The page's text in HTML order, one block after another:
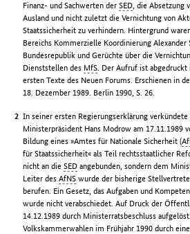
Finanz- und Sachwerten derSED , die
Ausland und nicht zuletzt die Vernichtung von
Staatssicherheit zu verhindern. Hintergrund
Bereichs Kommerzielle Koordinierung
Bundesrepublik und Gerüchte über die
Dienststellen des MfS . Der Aufruf ist
ersten Texte des Neuen Forums. Erschienen in
18. Dezember 1989. Berlin 1990, S. 26.
In seiner ersten Regierungserklärung
Ministerpräsident Hans Modrow am 17.11.1989
Bildung eines »Amtes für Nationale Sicherheit (
für Staatssicherheit« als Teil rechtsstaatlicher
nicht an dieSED angebunden, sondern dem
Leiter desAfNS wurde der bisherige
berufen. Ein Gesetz, das Aufgaben und
wurde nicht verabschiedet. Auf Druck der
14.12.1989 durch Ministerratsbeschluss
Volkskammerwahlen im Frühjahr 1990 durch